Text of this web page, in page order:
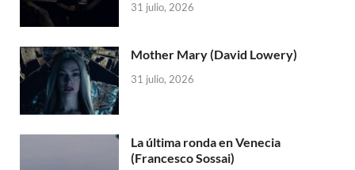
31 julio, 2026
Mother Mary (David Lowery)
31 julio, 2026
La última ronda en Venecia
(Francesco Sossai)